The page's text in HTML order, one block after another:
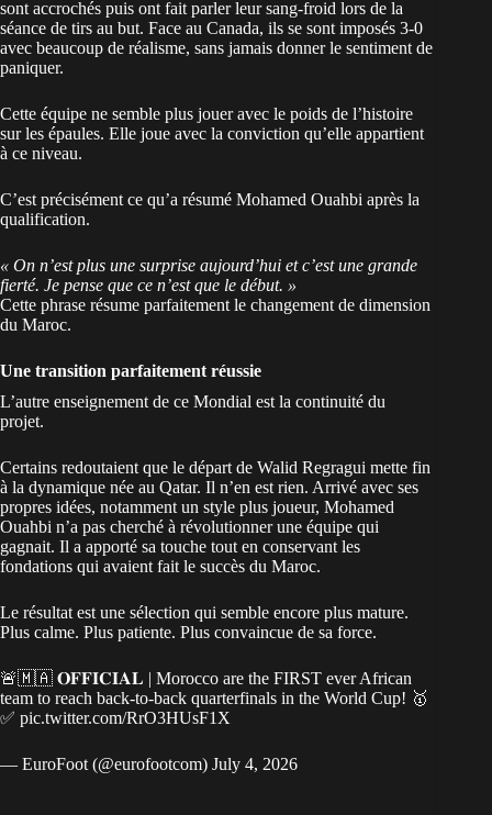
sont accrochés puis ont fait parler leur sang-froid lors de la
séance de tirs au but. Face au Canada, ils se sont imposés 3-0
avec beaucoup de réalisme, sans jamais donner le sentiment de
paniquer.
Cette équipe ne semble plus jouer avec le poids de l’histoire
sur les épaules. Elle joue avec la conviction qu’elle appartient
à ce niveau.
C’est précisément ce qu’a résumé Mohamed Ouahbi après la
qualification.
« On n’est plus une surprise aujourd’hui et c’est une grande
fierté. Je pense que ce n’est que le début. »
Cette phrase résume parfaitement le changement de dimension
du Maroc.
Une transition parfaitement réussie
L’autre enseignement de ce Mondial est la continuité du
projet.
Certains redoutaient que le départ de Walid Regragui mette fin
à la dynamique née au Qatar. Il n’en est rien. Arrivé avec ses
propres idées, notamment un style plus joueur, Mohamed
Ouahbi n’a pas cherché à révolutionner une équipe qui
gagnait. Il a apporté sa touche tout en conservant les
fondations qui avaient fait le succès du Maroc.
Le résultat est une sélection qui semble encore plus mature.
Plus calme. Plus patiente. Plus convaincue de sa force.
🚨🇲🇦 𝐎𝐅𝐅𝐈𝐂𝐈𝐀𝐋 | Morocco are the FIRST ever African
team to reach back-to-back quarterfinals in the World Cup! 🥇
✅ pic.twitter.com/RrO3HUsF1X
— EuroFoot (@eurofootcom) July 4, 2026